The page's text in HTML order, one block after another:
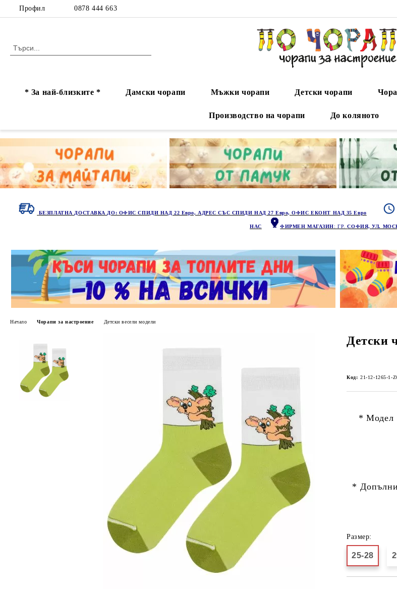
Профил 0878 444 663
* За най-близките * Дамски чорапи Мъжки чорапи Детски чорапи
Производство на чорапи До коляното
БЕЗПЛАТНА ДОСТАВКА ДО: ОФИС СПИДИ НАД 22 Евро, АДРЕС СЪС СПИДИ НАД 27 Евро, ОФИС ЕКОНТ НАД 35 Евро
НАС ФИРМЕН МАГАЗИН: ГР.СОФИЯ, УЛ.
Начало Чорапи за настроение Детски весели модели
Детски
Код: 21-12-1265-1-
* Модел
*
Размер:
25-28